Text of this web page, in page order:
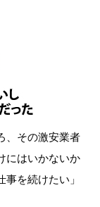
、その激安業者
にはいかないか
を続けたい」